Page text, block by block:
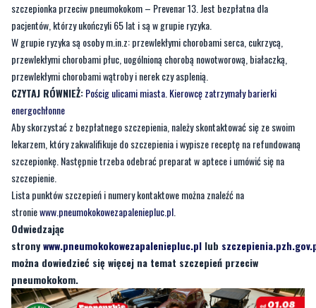
szczepionka przeciw pneumokokom – Prevenar 13. Jest bezpłatna dla
pacjentów, którzy ukończyli 65 lat i są w grupie ryzyka.
W grupie ryzyka są osoby m.in.z: przewlekłymi chorobami serca, cukrzycą,
przewlekłymi chorobami płuc, uogólnioną chorobą nowotworową, białaczką,
przewlekłymi chorobami wątroby i nerek czy asplenią.
CZYTAJ RÓWNIEŻ:Pościg ulicami miasta. Kierowcę zatrzymały barierki
energochłonne
Aby skorzystać z bezpłatnego szczepienia, należy skontaktować się ze swoim
lekarzem, który zakwalifikuje do szczepienia i wypisze receptę na refundowaną
szczepionkę. Następnie trzeba odebrać preparat w aptece i umówić się na
szczepienie.
Lista punktów szczepień i numery kontaktowe można znaleźć na
stroniewww.pneumokokowezapaleniepluc.pl.
Odwiedzając
stronywww.pneumokokowezapaleniepluc.pl lub
można dowiedzieć się więcej na temat szczepień przeciw
pneumokokom.